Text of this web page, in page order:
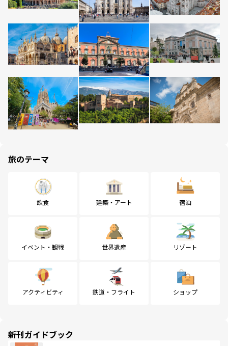
旅のテーマ
飲食 建築・アート 宿泊
イベント・観戦 世界遺産 リゾート
アクティビティ 鉄道・フライト ショップ
新刊ガイドブック